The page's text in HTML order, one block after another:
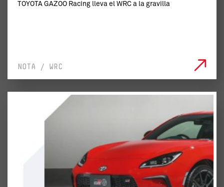
TOYOTA GAZOO Racing lleva el WRC a la gravilla
NOTA / WRC